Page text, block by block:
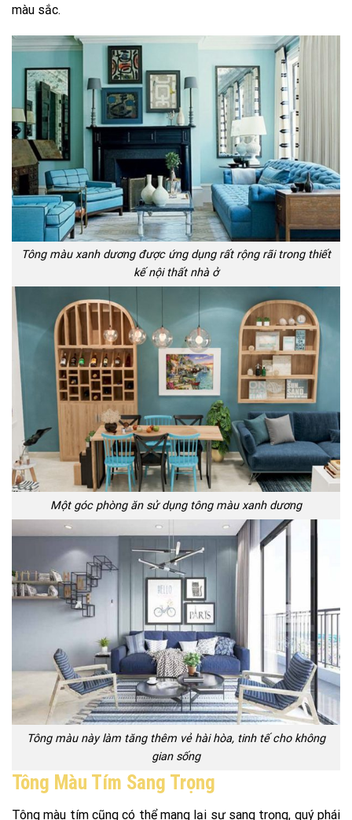
màu sắc.
Tông màu xanh dương được ứng dụng rất rộng rãi trong thiết
kế nội thất nhà ở
Một góc phòng ăn sử dụng tông màu xanh dương
Tông màu này làm tăng thêm vẻ hài hòa, tinh tế cho không
gian sống
Tông Màu Tím Sang Trọng
Tông màu tím cũng có thể mang lại sự sang trọng, quý phái